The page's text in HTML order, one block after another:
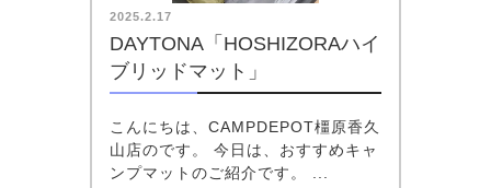
2025.2.17
DAYTONA「HOSHIZORAハイ
ブリッドマット」
こんにちは、CAMPDEPOT橿原香久
山店のです。 今日は、おすすめキャ
ンプマットのご紹介です。 ...